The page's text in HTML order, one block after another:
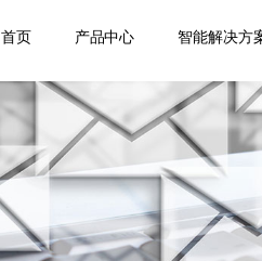
首页 产品中心
焊缝跟踪 焊缝跟
专机
机器
统
激光位移 激光
点式
线式
轮廓
焊缝
焊缝
焊接相机 焊接
空间定位 空间
其他产品 机器
通用
监控盒
智能解决方